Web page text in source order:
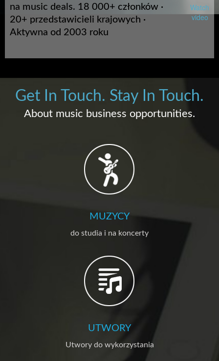
na music deals. 18 000+ członków ·
20+ przedstawicieli krajowych ·
Aktywna od 2003 roku
Watch
video
Get In Touch. Stay In Touch.
About music business opportunities.
MUZYCY
do studia i na koncerty
UTWORY
Utwory do wykorzystania